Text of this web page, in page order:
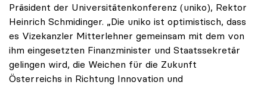
Präsident der Universitätenkonferenz (uniko), Rektor
Heinrich Schmidinger. „Die uniko ist optimistisch, dass
es Vizekanzler Mitterlehner gemeinsam mit dem von
ihm eingesetzten Finanzminister und Staatssekretär
gelingen wird, die Weichen für die Zukunft
Österreichs in Richtung Innovation und